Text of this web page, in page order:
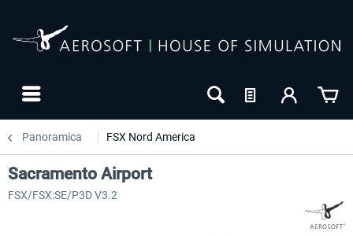
Panoramica FSX Nord America
Sacramento Airport
FSX/FSX:SE/P3D V3.2